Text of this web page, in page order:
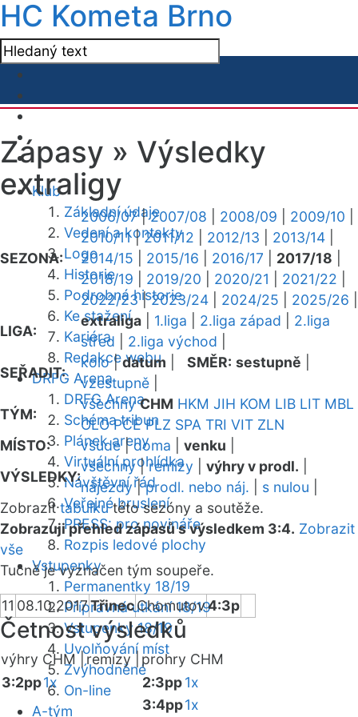
HC Kometa Brno
Klub
Základní údaje
Vedení a kontakty
Logo
Historie
Podrobná historie
Ke stažení
Kariéra
Redakce webu
DRFG Arena
DRFG Arena
Schéma tribun
Plánek areny
Virtuální prohlídka
Návštěvní řád
Veřejné bruslení
PRESS: pro novináře
Rozpis ledové plochy
Vstupenky
Permanentky 18/19
Přípravná utkání 18/19
Vstupenky 18/19
Uvolňování míst
Zvýhodněné
On-line
A-tým
Zápasy » Výsledky
extraligy
SEZONA:
2006/07|2007/08 2008/09 2009/10
2010/11|2011/12 2012/13 2013/14
2014/15
2015/16 2016/17 2017/18
2018/19
2019/20 2020/21 2021/22
2022/23|2023/24 2024/25 2025/26
LIGA:
extraliga 1.liga 2.liga západ
2.liga
střed
2.liga východ
SEŘADIT:
kolo|datum SMĚR: sestupně
vzestupně
TÝM:
všechny CHM HKM JIH KOM LIB LIT MBL
OLO PCE PLZ SPA TRI VIT ZLN
MÍSTO:
všude|doma venku
VÝSLEDKY:
všechny|remízy výhry v prodl.
nájezdy|prodl. nebo náj. s nulou
Zobrazittabulkutéto sezóny a soutěže.
Zobrazuji přehled zápasů s výsledkem 3:4. Zobrazit
vše
Tučně je vyznačen tým soupeře.
11 08.10.2017TřinecChomutov4:3p
Četnost výsledků
výhry CHM |remízy | prohry CHM
3:2pp1x 2:3pp1x
3:4pp1x